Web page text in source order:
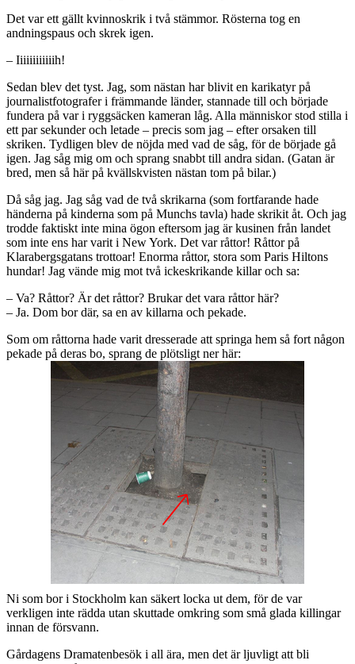
Det var ett gällt kvinnoskrik i två stämmor. Rösterna tog en
andningspaus och skrek igen.
– Iiiiiiiiiiiih!
Sedan blev det tyst. Jag, som nästan har blivit en karikatyr på
journalistfotografer i främmande länder, stannade till och började
fundera på var i ryggsäcken kameran låg. Alla människor stod stilla i
ett par sekunder och letade – precis som jag – efter orsaken till
skriken. Tydligen blev de nöjda med vad de såg, för de började gå
igen. Jag såg mig om och sprang snabbt till andra sidan. (Gatan är
bred, men så här på kvällskvisten nästan tom på bilar.)
Då såg jag. Jag såg vad de två skrikarna (som fortfarande hade
händerna på kinderna som på Munchs tavla) hade skrikit åt. Och jag
trodde faktiskt inte mina ögon eftersom jag är kusinen från landet
som inte ens har varit i New York. Det var råttor! Råttor på
Klarabergsgatans trottoar! Enorma råttor, stora som Paris Hiltons
hundar! Jag vände mig mot två ickeskrikande killar och sa:
– Va? Råttor? Är det råttor? Brukar det vara råttor här?
– Ja. Dom bor där, sa en av killarna och pekade.
Som om råttorna hade varit dresserade att springa hem så fort någon
pekade på deras bo, sprang de plötsligt ner här:
Ni som bor i Stockholm kan säkert locka ut dem, för de var
verkligen inte rädda utan skuttade omkring som små glada killingar
innan de försvann.
Gårdagens Dramatenbesök i all ära, men det är ljuvligt att bli